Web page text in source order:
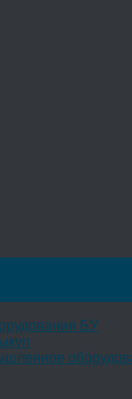
БУ